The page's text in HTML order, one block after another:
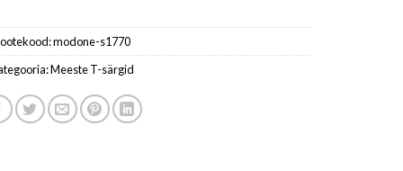
modone-s1770
Meeste T-särgid